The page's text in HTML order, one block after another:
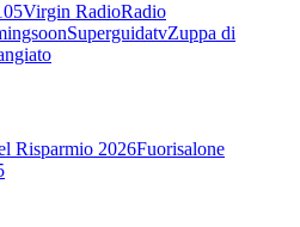
Virgin RadioRadio
SuperguidatvZuppa di
Risparmio 2026Fuorisalone